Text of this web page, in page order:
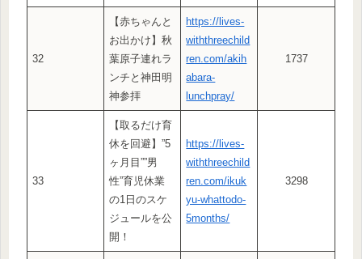
32
【赤ちゃんと
お出かけ】秋
葉原子連れラ
ンチと神田明
神参拝
https://lives-
withthreechild
ren.com/akih
abara-
lunchpray/
1737
33
【取るだけ育
休を回避】”5
ヶ月目””男
性”育児休業
の1日のスケ
ジュールを公
開！
https://lives-
withthreechild
ren.com/ikuk
yu-whattodo-
5months/
3298